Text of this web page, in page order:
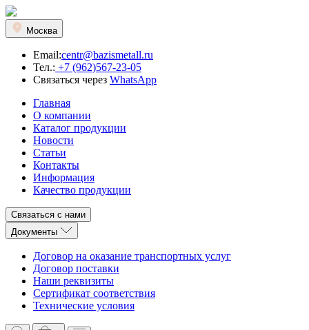
Москва
Email:centr@bazismetall.ru
Тел.: +7 (962)567-23-05
Связаться через WhatsApp
Главная
О компании
Каталог продукции
Новости
Статьи
Контакты
Информация
Качество продукции
Связаться с нами
Документы
Договор на оказание транспортных услуг
Договор поставки
Наши реквизиты
Сертификат соответствия
Технические условия